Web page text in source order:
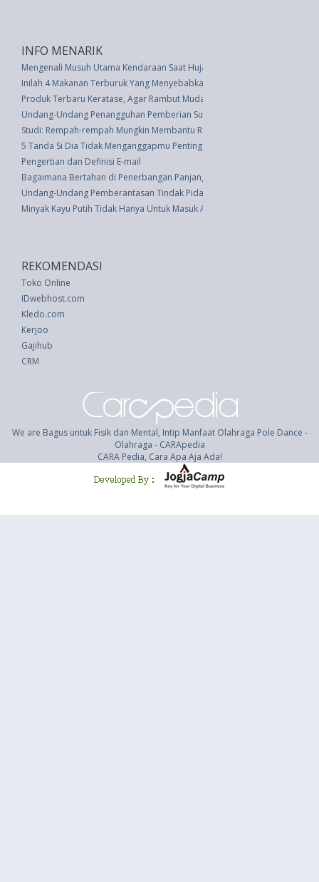
INFO MENARIK
Mengenali Musuh Utama Kendaraan Saat Hujan-Panas
Inilah 4 Makanan Terburuk Yang Menyebabkan Peradangan
Produk Terbaru Keratase, Agar Rambut Mudah Diatur
Undang-Undang Penangguhan Pemberian Surat Idzin Kepada Dokter
Studi: Rempah-rempah Mungkin Membantu Remaja Menyukai Sayuran
5 Tanda Si Dia Tidak Menganggapmu Penting
Pengertian dan Definisi E-mail
Bagaimana Bertahan di Penerbangan Panjang dengan Bayi atau Balita
Undang-Undang Pemberantasan Tindak Pidana Korupsl Sudah Tidak
Minyak Kayu Putih Tidak Hanya Untuk Masuk Angin Lho
REKOMENDASI
Toko Online
IDwebhost.com
Kledo.com
Kerjoo
Gajihub
CRM
We are Bagus untuk Fisik dan Mental, Intip Manfaat Olahraga Pole Dance -
Olahraga - CARApedia
CARA Pedia, Cara Apa Aja Ada!